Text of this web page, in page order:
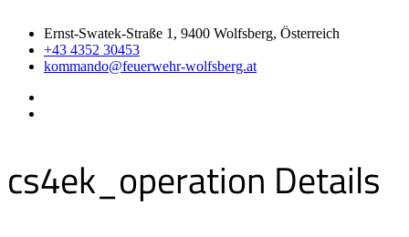
Ernst-Swatek-Straße 1, 9400 Wolfsberg, Österreich
+43 4352 30453
kommando@feuerwehr-wolfsberg.at
cs4ek_operation Details